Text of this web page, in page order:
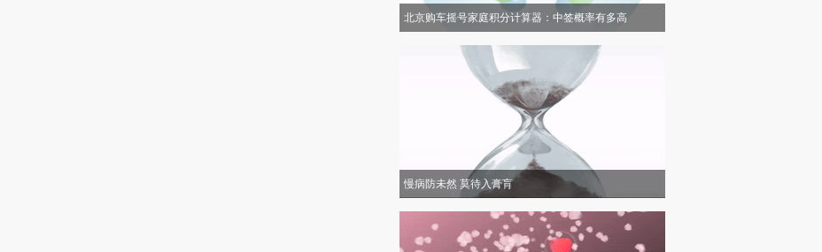
北京购车摇号家庭积分计算器：中签概率有多高
慢病防未然 莫待入膏肓